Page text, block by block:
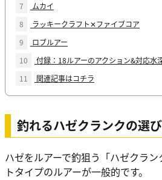
7
ムカイ
8
ラッキークラフト✕ファイブコア
9
ロブルアー
10
付録：18ルアーのアクション&対応水
11
関連記事はコチラ
釣れるハゼクランクの選
ハゼをルアーで釣狙う「ハゼクラ
トタイプのルアーが一般的です。